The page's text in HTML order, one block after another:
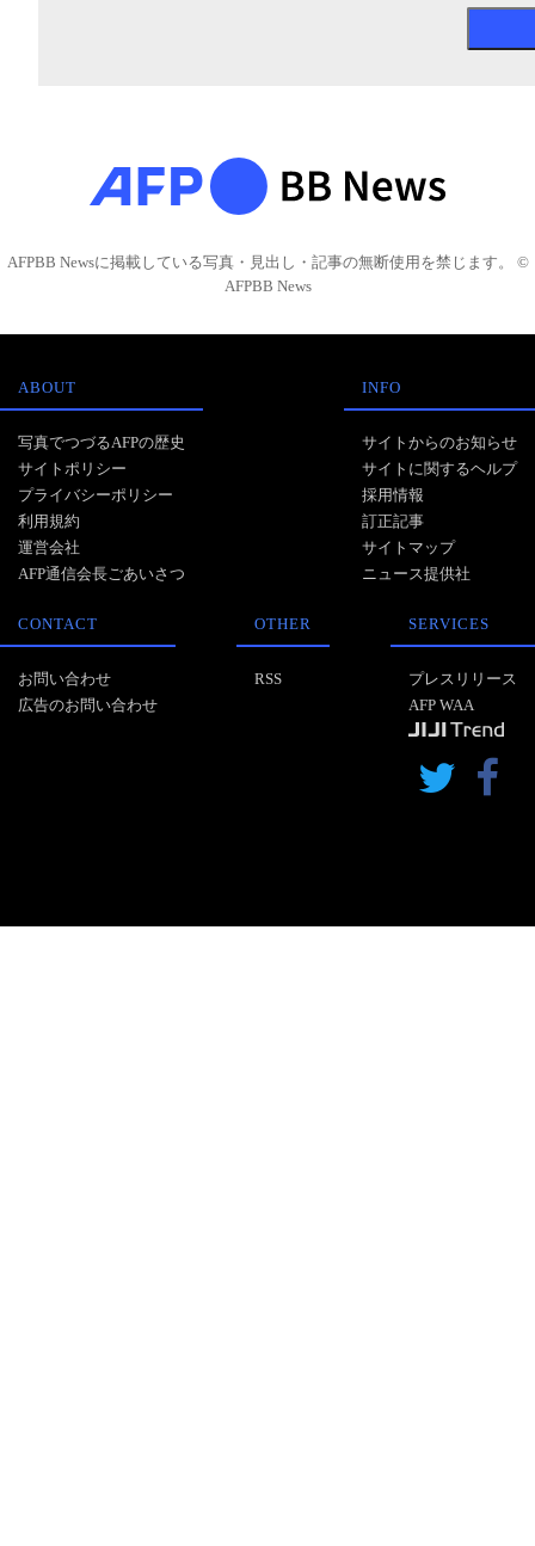
AFPBB Newsに掲載している写真・見出し・記事の無断使用を禁じます。 ©
AFPBB News
ABOUT
写真でつづるAFPの歴史
サイトポリシー
プライバシーポリシー
利用規約
運営会社
AFP通信会長ごあいさつ
INFO
サイトからのお知らせ
サイトに関するヘルプ
採用情報
訂正記事
サイトマップ
ニュース提供社
CONTACT
お問い合わせ
広告のお問い合わせ
OTHER
RSS
SERVICES
プレスリリース
AFP WAA